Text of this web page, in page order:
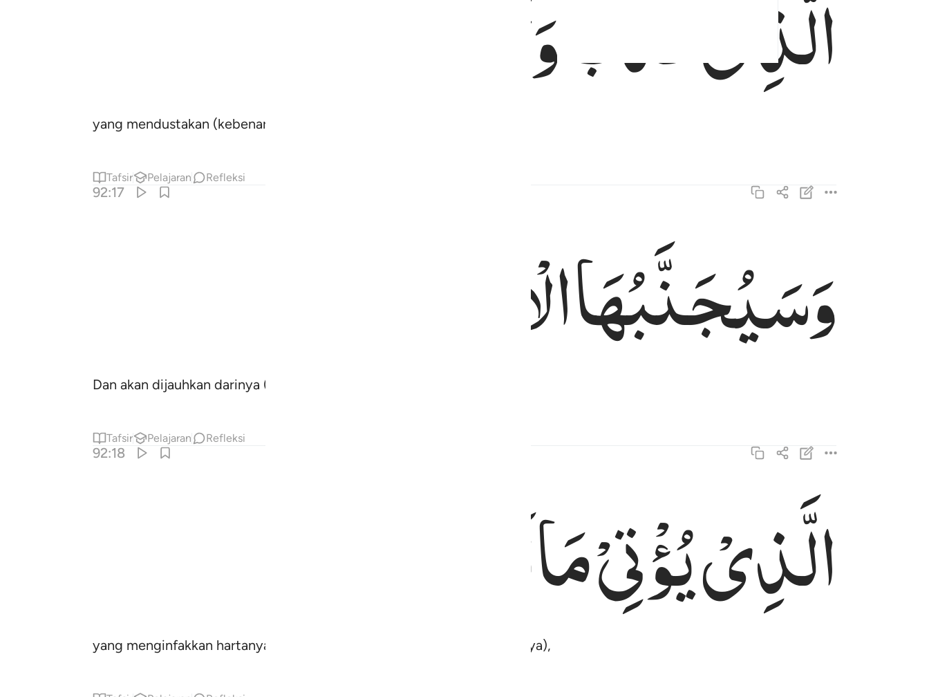
الَّذِیْكَذَّبَوَتَوَلّٰی yang mendustakan (kebenaran) dan berpaling (dari iman).
Tafsir Pelajaran Refleksi
92:17
وَسَیُجَنَّبُهَاالْاَتْقَی Dan akan dijauhkan darinya (neraka) orang yang paling bertakwa,
Tafsir Pelajaran Refleksi
92:18
الذي يوتي ماله يتزكى ١٨
ٱلَّذِى يُؤْتِى مَالَهُۥ يَتَزَكَّىٰ ١٨
الَّذِیْیُؤْتِیْمَالَهٗyang menginfakkan hartanya (di jalan Allah) untuk membersihkan (dirinya),